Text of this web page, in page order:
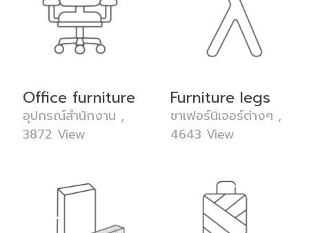
Office furniture
อุปกรณ์สำนักงาน ,
3872 View
Furniture legs
ขาเฟอร์นิเจอร์ต่างๆ ,
4643 View